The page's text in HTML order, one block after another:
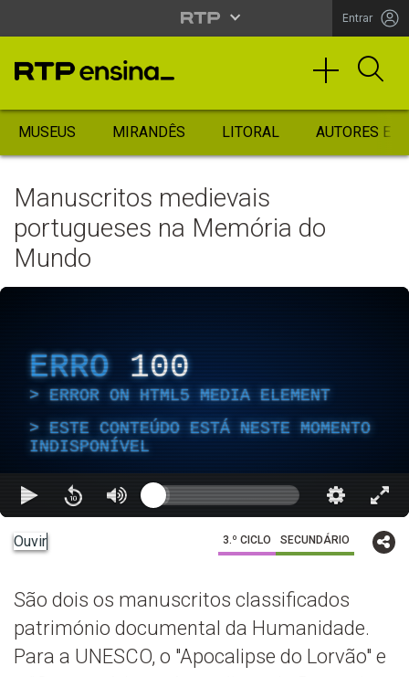
Entrar
MUSEUS MIRANDÊS LITORAL AUTORES
Manuscritos medievais
portugueses na Memória do
Mundo
ERRO 100
ERROR ON HTML5 MEDIA ELEMENT
ESTE CONTEÚDO ESTÁ NESTE MOMENTO
INDISPONÍVEL
Ouvir 3.º CICLO SECUNDÁRIO
São dois os manuscritos classificados
património documental da Humanidade.
Para a UNESCO, o "Apocalipse do Lorvão" e